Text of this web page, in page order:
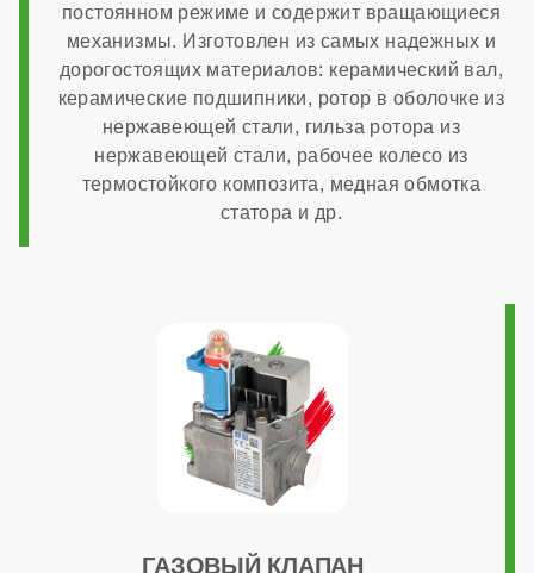
Италия
Расчетный срок службы
10 лет
7 лет
постоянном режиме и содержит вращающиеся
механизмы. Изготовлен из самых надежных и
дорогостоящих материалов: керамический вал,
керамические подшипники, ротор в оболочке из
нержавеющей стали, гильза ротора из
нержавеющей стали, рабочее колесо из
термостойкого композита, медная обмотка
статора и др.
ГАЗОВЫЙ КЛАПАН